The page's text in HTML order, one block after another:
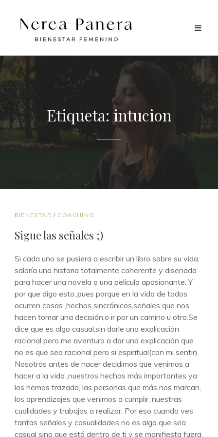
Etiqueta:intucion
ENLACES
CATEGORÍAS
BIENESTAR / COACHING
Sigue las señales ;)
Si cada uno se pusiera a escribir un libro sobre su vida,
saldría una historia totalmente coherente y diseñada
para hacer una novela o una película apasionante. Y
por que digo esto..pues porque en la vida de todos
ocurren cosas ,hechos sincrónicos,señales que nos
hacen tomar una decisión,o ir por un camino u otro.Se
dice que es algo casual,sin darle una explicación
racional pero me aventuro a dar una explicación que
no es que sea racional pero si espiritual(con mi sentir).
Nosotros antes de nacer decidimos que venimos a
hacer a la vida ,nuestros hechos más importantes ya
los hemos trazado, las personas que más nos marcan,
los aprendizajes que venimos a cumplir, nuestras
cualidades y trabajos a realizar. Por eso cuando ves
tantas señales y casualidades no es algo que sea
casual sino que está dentro de ti y se manifiesta fuera.